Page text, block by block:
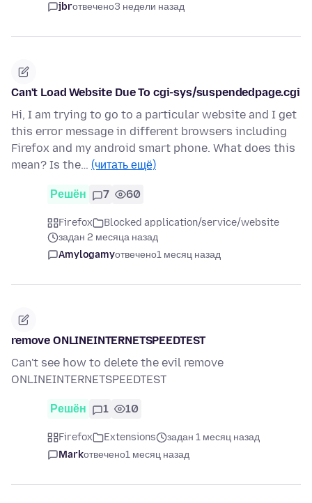
jbrотвечено3 недели назад
Can't Load Website Due To cgi-sys/suspendedpage.cgi
Hi, I am trying to go to a particular website and I get
this error message in different browsers including
Firefox and my android smart phone. What does this
mean? Is the… (читать ещё)
Решён 7 60
Firefox
Blocked application/service/website
задан 2 месяца назад
Amylogamyотвечено1 месяц назад
remove ONLINEINTERNETSPEEDTEST
Can't see how to delete the evil remove
ONLINEINTERNETSPEEDTEST
Решён 1 10
Firefox Extensions
задан 1 месяц назад
Markотвечено1 месяц назад